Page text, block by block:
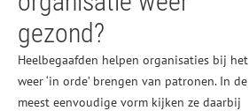
gezond?
Heelbegaafden helpen organisaties bij het
weer ‘in orde’ brengen van patronen. In de
meest eenvoudige vorm kijken ze daarbij